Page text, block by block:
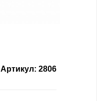
Артикул: 2806